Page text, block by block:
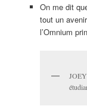
On me dit
tout un
l’Omnium